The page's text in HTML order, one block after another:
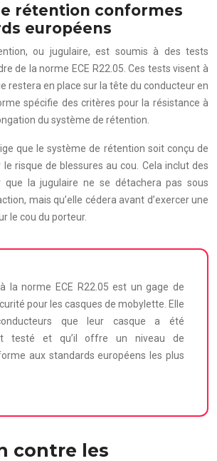
rétention conformes
européens
ou jugulaire, est soumis à des tests
de la norme ECE R22.05. Ces tests visent à
restera en place sur la tête du conducteur en
spécifie des critères pour la résistance à
du système de rétention.
que le système de rétention soit conçu de
risque de blessures au cou. Cela inclut des
que la jugulaire ne se détachera pas sous
mais qu’elle cédera avant d’exercer une
le cou du porteur.
la norme ECE R22.05 est un gage de
pour les casques de mobylette. Elle
que leur casque a été
testé et qu’il offre un niveau de
aux standards européens les plus
contre les